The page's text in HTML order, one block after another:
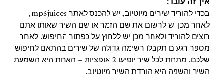
בכדי להוריד שירים מיוטיוב, יש להכנס לאתר mp3juices,
לאחר מכן יש לרשום את שם הזמר או שם השיר שאותו אתם
רוצים להוריד ולאחר מכן יש ללחוץ על כפתור החיפוש. לאחר
מספר רגעים תקבלו רשימה גדולה של שירים בהתאם לחיפוש
שלכם. מתחת לכל שיר יופיעו 2 אופציות – האחת היא השמעת
השיר והשניה היא הורדת השיר מיוטיוב.